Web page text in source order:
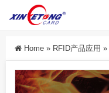
Home » RFID产品应用 »